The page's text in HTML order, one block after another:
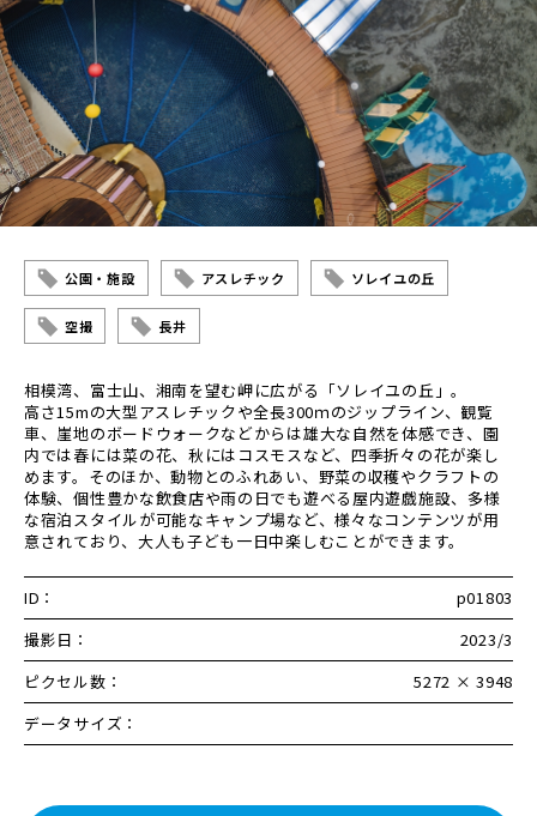
公園・施設 アスレチック ソレイユの丘
空撮 長井
相模湾、富士山、湘南を望む岬に広がる「ソレイユの丘」。
高さ15mの大型アスレチックや全長300ｍのジップライン、観覧
車、崖地のボードウォークなどからは雄大な自然を体感でき、園
内では春には菜の花、秋にはコスモスなど、四季折々の花が楽し
めます。そのほか、動物とのふれあい、野菜の収穫やクラフトの
体験、個性豊かな飲食店や雨の日でも遊べる屋内遊戯施設、多様
な宿泊スタイルが可能なキャンプ場など、様々なコンテンツが用
意されており、大人も子ども一日中楽しむことができます。
ID：
p01803
撮影日：
2023/3
ピクセル数：
5272 × 3948
データサイズ：